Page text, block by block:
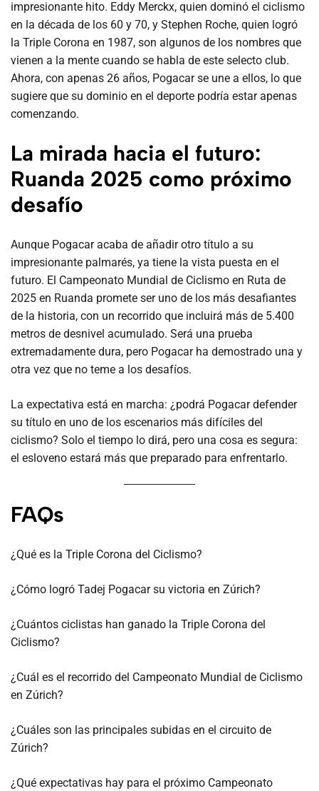
impresionante hito. Eddy Merckx, quien dominó el ciclismo
en la década de los 60 y 70, y Stephen Roche, quien logró
la Triple Corona en 1987, son algunos de los nombres que
vienen a la mente cuando se habla de este selecto club.
Ahora, con apenas 26 años, Pogacar se une a ellos, lo que
sugiere que su dominio en el deporte podría estar apenas
comenzando.
La mirada hacia el futuro:
Ruanda 2025 como próximo
desafío
Aunque Pogacar acaba de añadir otro título a su
impresionante palmarés, ya tiene la vista puesta en el
futuro. El Campeonato Mundial de Ciclismo en Ruta de
2025 en Ruanda promete ser uno de los más desafiantes
de la historia, con un recorrido que incluirá más de 5.400
metros de desnivel acumulado. Será una prueba
extremadamente dura, pero Pogacar ha demostrado una y
otra vez que no teme a los desafíos.
La expectativa está en marcha: ¿podrá Pogacar defender
su título en uno de los escenarios más difíciles del
ciclismo? Solo el tiempo lo dirá, pero una cosa es segura:
el esloveno estará más que preparado para enfrentarlo.
FAQs
¿Qué es la Triple Corona del Ciclismo?
¿Cómo logró Tadej Pogacar su victoria en Zúrich?
¿Cuántos ciclistas han ganado la Triple Corona del
Ciclismo?
¿Cuál es el recorrido del Campeonato Mundial de Ciclismo
en Zúrich?
¿Cuáles son las principales subidas en el circuito de
Zúrich?
¿Qué expectativas hay para el próximo Campeonato